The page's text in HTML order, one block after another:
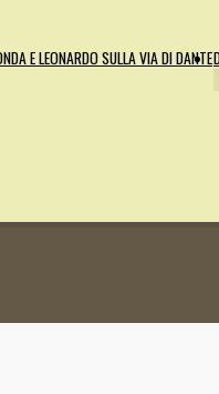
E LEONARDO SULLA VIA DI DANTE